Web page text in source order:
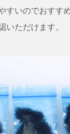
すいのでおすす
いただけます。